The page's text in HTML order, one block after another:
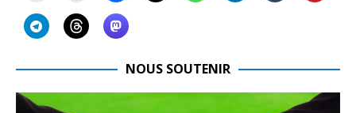
NOUS SOUTENIR